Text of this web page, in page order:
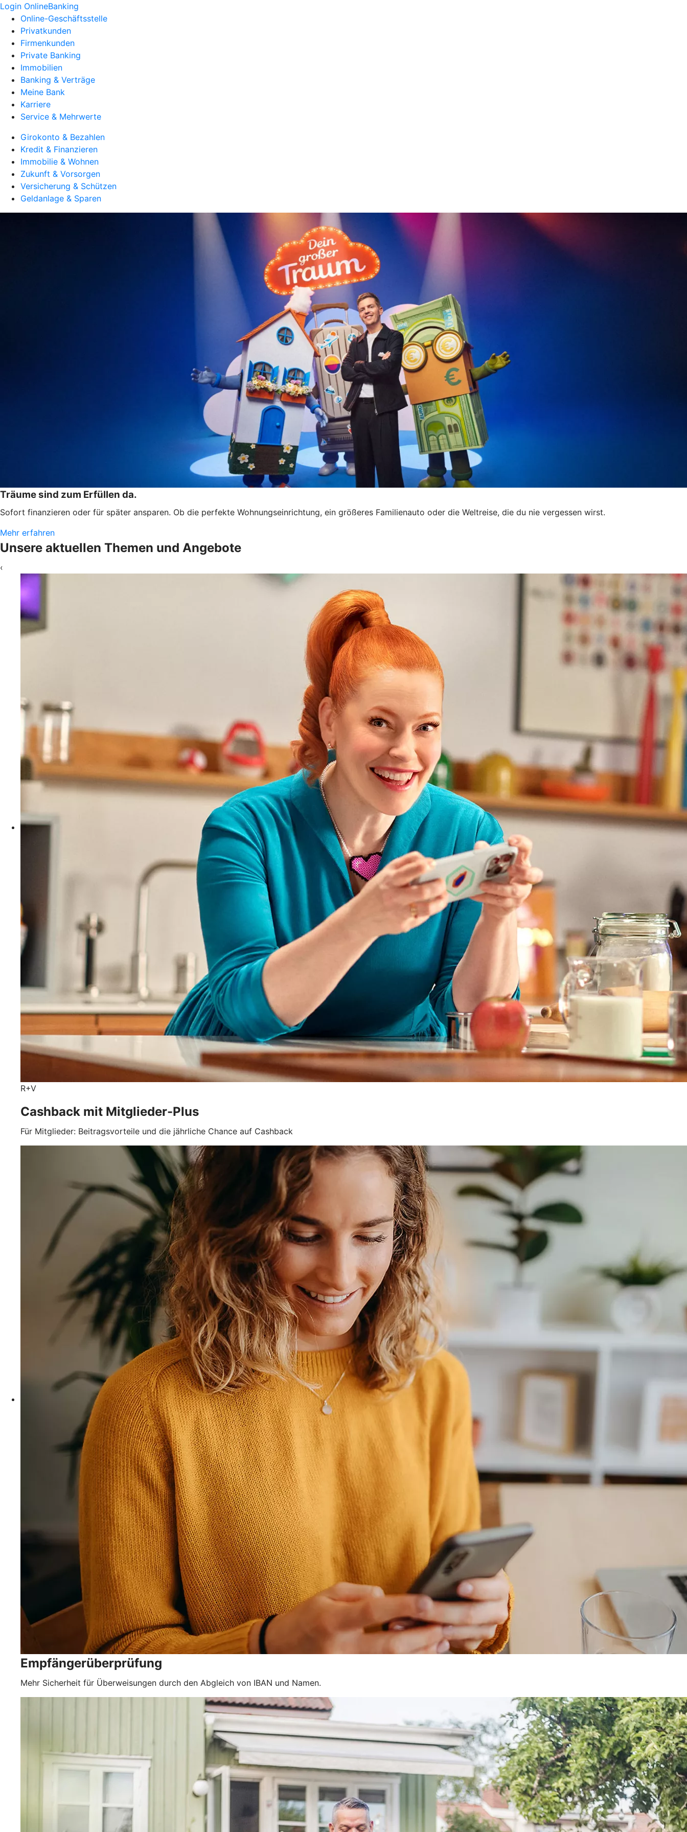
Login OnlineBanking
Online-Geschäftsstelle
Privatkunden
Firmenkunden
Private Banking
Immobilien
Banking & Verträge
Meine Bank
Karriere
Service & Mehrwerte
Girokonto & Bezahlen
Kredit & Finanzieren
Immobilie & Wohnen
Zukunft & Vorsorgen
Versicherung & Schützen
Geldanlage & Sparen
Träume sind zum Erfüllen da.
Sofort finanzieren oder für später ansparen. Ob die perfekte Wohnungseinrichtung, ein größeres Familienauto oder die Weltreise, die du nie vergessen wirst.
Mehr erfahren
Unsere aktuellen Themen und Angebote
‹
R+V
Cashback mit Mitglieder-Plus
Für Mitglieder: Beitragsvorteile und die jährliche Chance auf Cashback
Empfängerüberprüfung
Mehr Sicherheit für Überweisungen durch den Abgleich von IBAN und Namen.